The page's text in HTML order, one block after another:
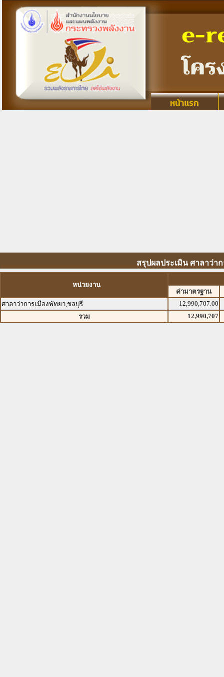
สรุปผลประเมิน ศาลาว่า
หน่วยงาน
ค่ามาตรฐาน
ศาลาว่าการเมืองพัทยา,ชลบุรี
12,990,707.00
รวม
12,990,707